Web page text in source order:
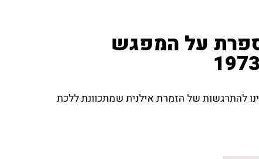
על המפגש
להתרגשות של הזמרת אילנית שמתכוונת ללכת